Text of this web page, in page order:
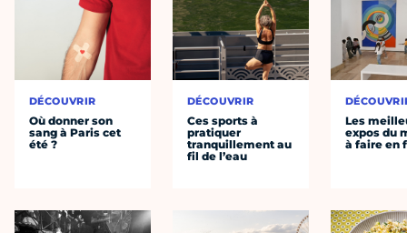
DÉCOUVRIR
Où donner son
sang à Paris cet
été ?
DÉCOUVRIR
Ces sports à
pratiquer
tranquillement au
fil de l’eau
Les
expos du
à faire en